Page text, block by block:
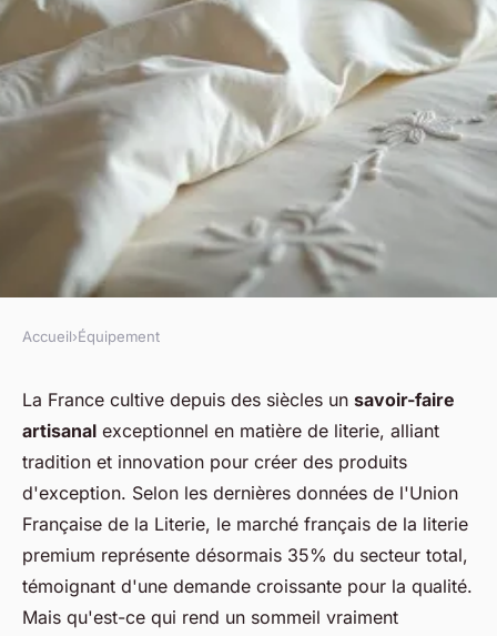
ÉQUIPEMENT
Literie française haut de
gamme : l'excellence au
sommeil
admin•28 janvier 2026•8 min de lecture
Accueil›Équipement
La France cultive depuis des siècles un savoir-faire
artisanal exceptionnel en matière de literie, alliant
tradition et innovation pour créer des produits
d'exception. Selon les dernières données de l'Union
Française de la Literie, le marché français de la literie
premium représente désormais 35% du secteur total,
témoignant d'une demande croissante pour la qualité.
Mais qu'est-ce qui rend un sommeil vraiment